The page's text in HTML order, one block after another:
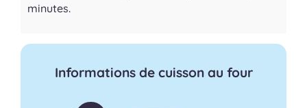
minutes.
Informations de cuisson au four